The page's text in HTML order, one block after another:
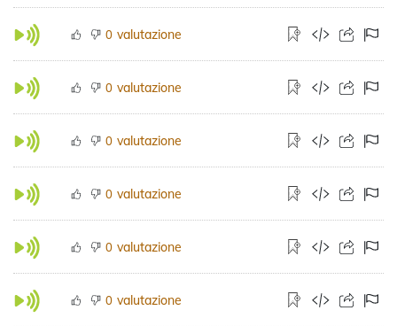
0 valutazione
0 valutazione
0 valutazione
0 valutazione
0 valutazione
0 valutazione